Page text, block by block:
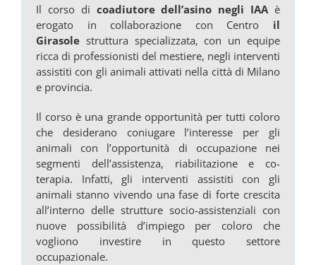
Il corso di coadiutore dell’asino negli IAAè
erogato in collaborazione con Centro il
Girasole struttura specializzata, con un equipe
ricca di professionisti del mestiere, negli interventi
assistiti con gli animali attivati nella città di Milano
e provincia.
Il corso è una grande opportunità per tutti coloro
che desiderano coniugare l’interesse per gli
animali con l’opportunità di occupazione nei
segmenti dell’assistenza, riabilitazione e co-
terapia. Infatti, gli interventi assistiti con gli
animali stanno vivendo una fase di forte crescita
all’interno delle strutture socio-assistenziali con
nuove possibilità d’impiego per coloro che
vogliono investire in questo settore
occupazionale.